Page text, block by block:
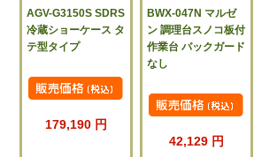
AGV-G3150S SDRS
冷蔵ショーケース タ
テ型タイプ
179,190 円
BWX-047N マルゼ
ン 調理台スノコ板付
作業台 バックガード
なし
42,129 円